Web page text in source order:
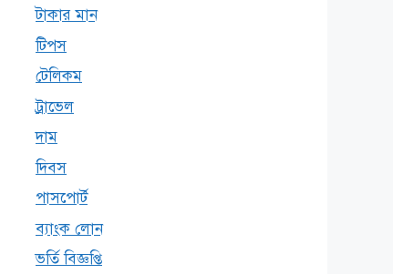
টাকার মান
টিপস
টেলিকম
ট্রাভেল
দাম
দিবস
পাসপোর্ট
ব্যাংক লোন
ভর্তি বিজ্ঞপ্তি